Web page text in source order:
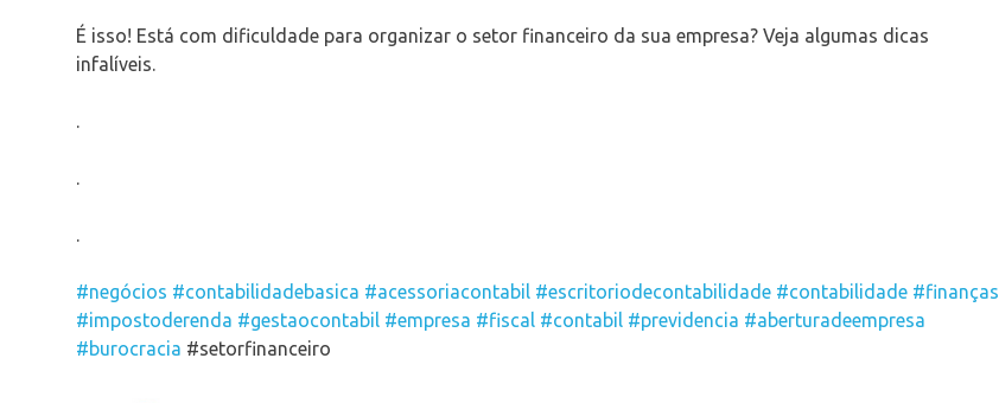
É isso! Está com dificuldade para organizar o setor financeiro da sua empresa? Veja algumas dicas
infalíveis.
.
.
.
#negócios #contabilidadebasica #acessoriacontabil #escritoriodecontabilidade #contabilidade #finanças
#impostoderenda #gestaocontabil #empresa #fiscal #contabil #previdencia #aberturadeempresa
#burocracia #setorfinanceiro